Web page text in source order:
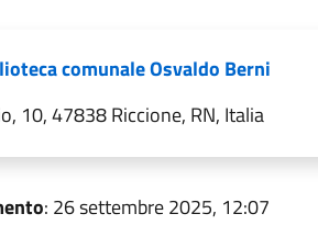
comunale Osvaldo Berni
10, 47838 Riccione, RN, Italia
: 26 settembre 2025, 12:07